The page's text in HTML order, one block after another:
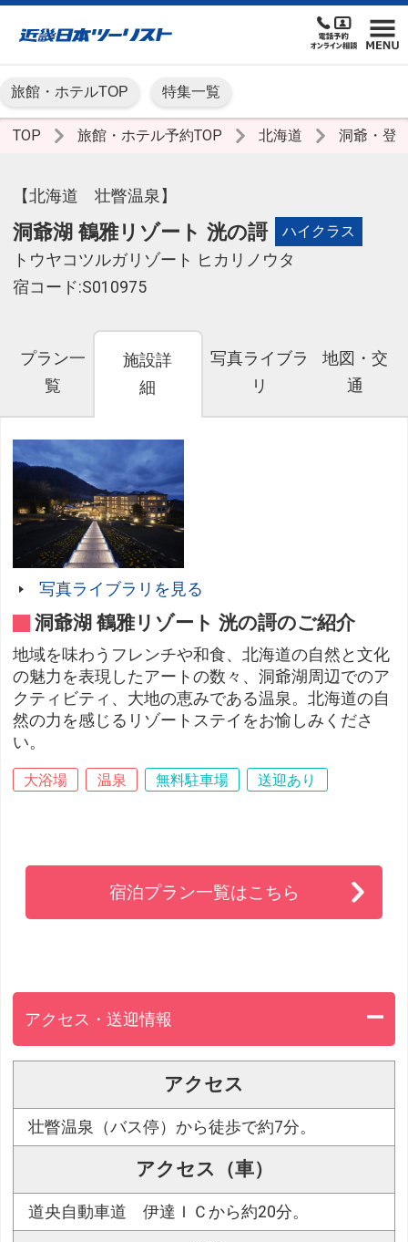
旅館・ホテルTOP 特集一覧
TOP 旅館・ホテル予約TOP 北海道 洞爺・登
【北海道 壮瞥温泉】
洞爺湖 鶴雅リゾート 洸の謌 ハイクラス
トウヤコツルガリゾート ヒカリノウタ
宿コード:S010975
プラン一
覧
施設詳
細
写真ライブラ
リ
地図・交
通
写真ライブラリを見る
洞爺湖 鶴雅リゾート 洸の謌のご紹介
地域を味わうフレンチや和食、北海道の自然と文化
の魅力を表現したアートの数々、洞爺湖周辺でのア
クティビティ、大地の恵みである温泉。北海道の自
然の力を感じるリゾートステイをお愉しみくださ
い。
大浴場 温泉 無料駐車場 送迎あり
宿泊プラン一覧はこちら
アクセス・送迎情報
アクセス
壮瞥温泉（バス停）から徒歩で約7分。
アクセス（車）
道央自動車道 伊達ＩＣから約20分。